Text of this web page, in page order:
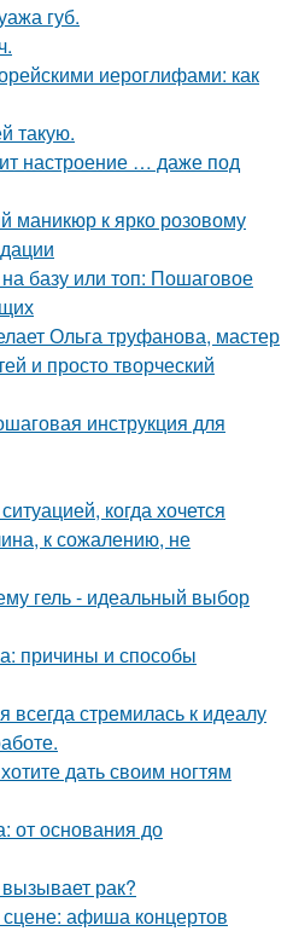
губ.
иероглифами: как
такую.
настроение … даже под
маникюр к ярко розовому
на базу или топ: Пошаговое
Ольга труфанова, мастер
и просто творческий
инструкция для
когда хочется
к сожалению, не
гель - идеальный выбор
причины и способы
всегда стремилась к идеалу
дать своим ногтям
от основания до
рак?
афиша концертов